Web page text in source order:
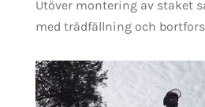
Utöver montering av staket
med trädfällning och